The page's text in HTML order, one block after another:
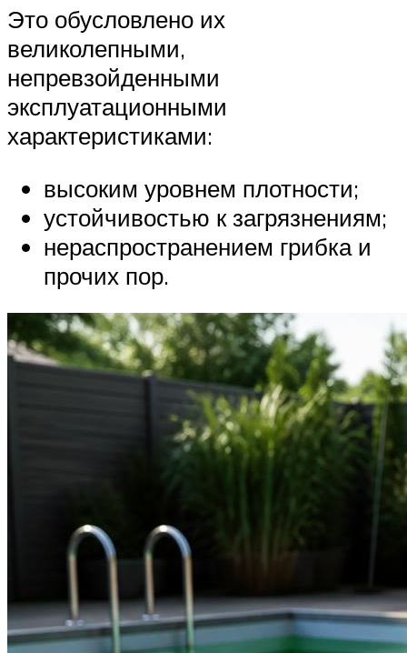
Это обусловлено их
великолепными,
непревзойденными
эксплуатационными
характеристиками:
высоким уровнем плотности;
устойчивостью к загрязнениям;
нераспространением грибка и
прочих пор.